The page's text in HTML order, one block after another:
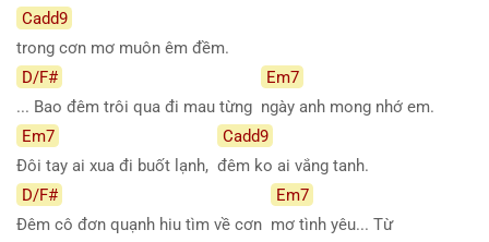
Cadd9
trong cơn mơ muôn êm đềm.
D/F#
... Bao đêm trôi qua đi mau từng
Em7
ngày anh mong nhớ em.
Em7
Đôi tay ai xua đi buốt lạnh,
Cadd9
đêm ko ai vắng tanh.
D/F#
Đêm cô đơn quạnh hiu tìm về cơn
Em7
mơ tình yêu... Từ